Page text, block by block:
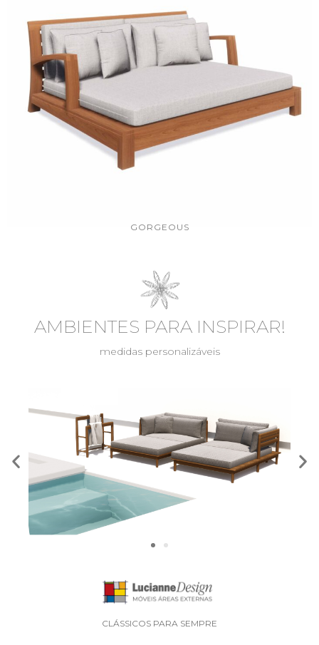
GORGEOUS
AMBIENTES PARA INSPIRAR!
medidas personalizáveis
CLÁSSICOS PARA SEMPRE